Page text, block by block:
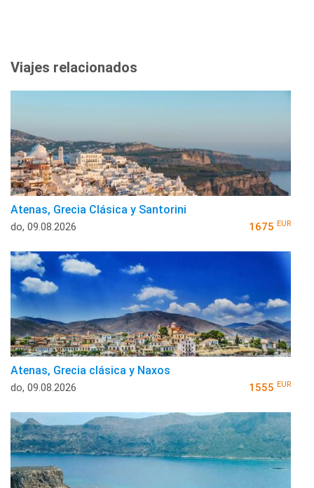
Viajes relacionados
Atenas, Grecia Clásica y Santorini
do, 09.08.2026 1675 EUR
Atenas, Grecia clásica y Naxos
do, 09.08.2026 1555 EUR